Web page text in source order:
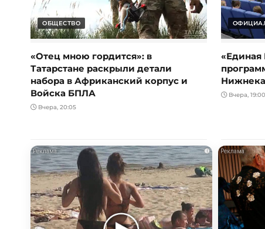
ОБЩЕСТВО
«Отец мною гордится»: в
Татарстане раскрыли детали
набора в Африканский корпус и
Войска БПЛА
Вчера, 20:05
«Единая
Вчера, 19:00
i